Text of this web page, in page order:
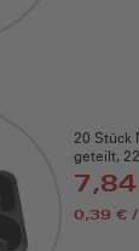
20 Stück
geteilt,
0,39 €